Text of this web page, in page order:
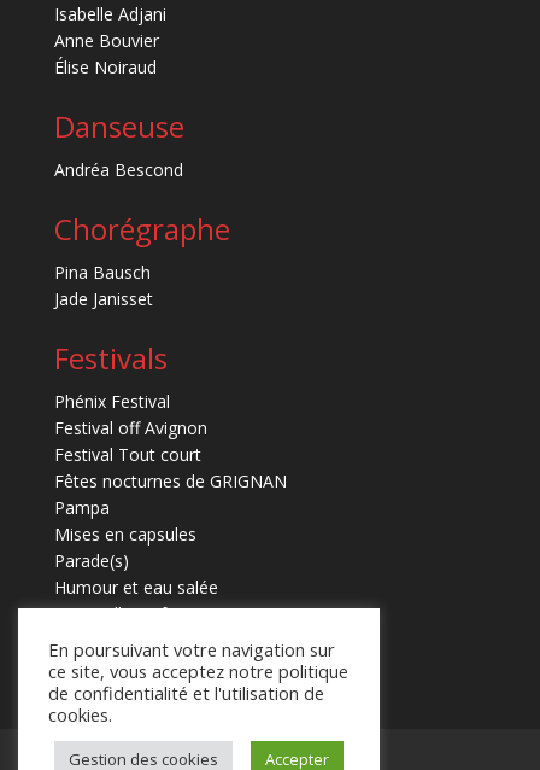
Isabelle Adjani
Anne Bouvier
Élise Noiraud
Danseuse
Andréa Bescond
Chorégraphe
Pina Bausch
Jade Janisset
Festivals
Phénix Festival
Festival off Avignon
Festival Tout court
Fêtes nocturnes de GRIGNAN
Pampa
Mises en capsules
Parade(s)
Humour et eau salée
Marmaille en fugues
Mentions légales Contact
En poursuivant votre navigation sur
ce site, vous acceptez notre politique
de confidentialité et l'utilisation de
cookies.
Gestion des cookies Accepter